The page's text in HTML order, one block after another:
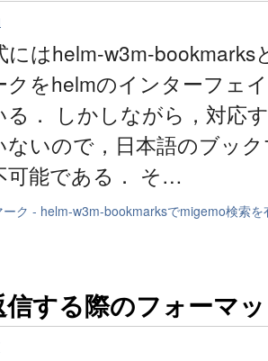
にはhelm-w3m-bookmarks
クをhelmのインターフェ
． しかしながら，対応
ないので，日本語のブッ
可能である． そ…
する際のフォーマ